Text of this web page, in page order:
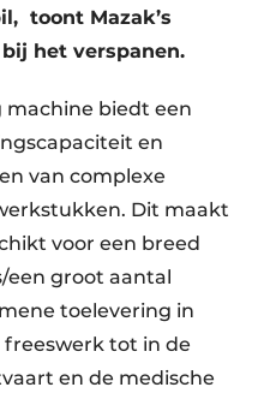
toont Mazak’s
bij het verspanen.
machine biedt een
en
van complexe
Dit maakt
voor een breed
een groot aantal
toelevering in
tot in de
en de medische